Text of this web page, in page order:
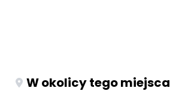
W okolicy tego miejsca